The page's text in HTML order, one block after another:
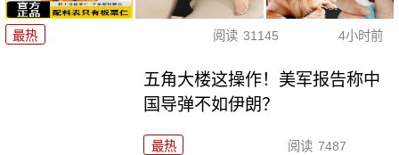
最热 阅读 31145 4小时前
五角大楼这操作！美军报告称中
国导弹不如伊朗？
最热 阅读 7487